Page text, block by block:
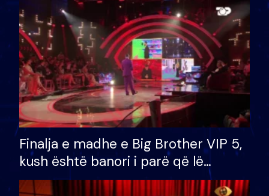
Finalja e madhe e Big Brother VIP 5,
kush është banori i parë që lë
shtëpinë dhe humb mundësinë për